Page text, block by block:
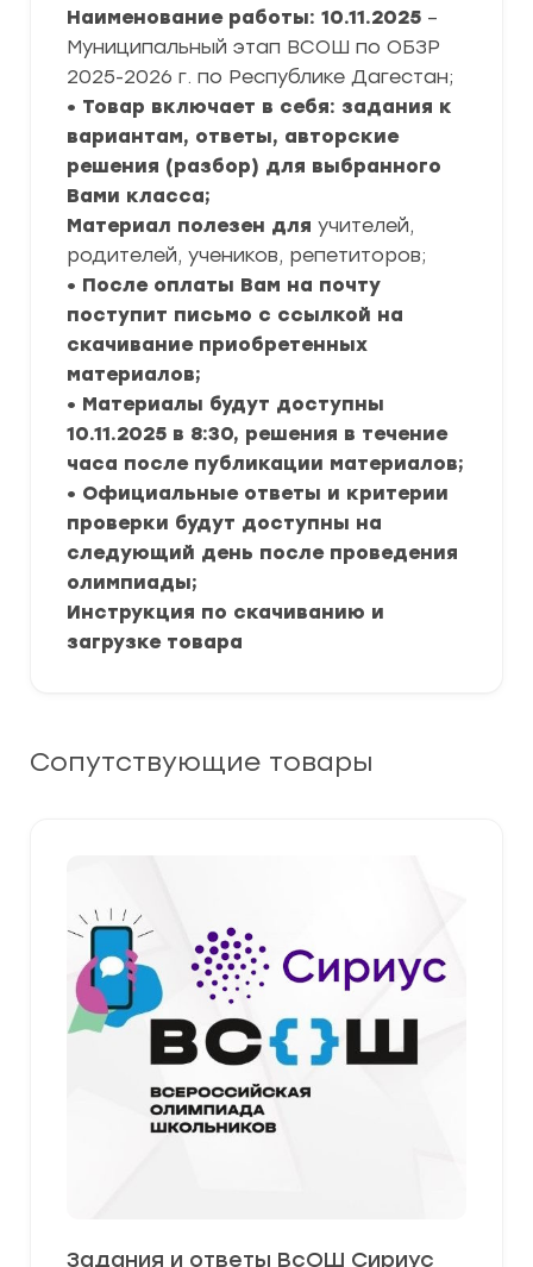
Наименование работы: 10.11.2025 –
Муниципальный этап ВСОШ по ОБЗР
2025-2026 г. по Республике Дагестан;
• Товар включает в себя: задания к
вариантам, ответы, авторские
решения (разбор) для выбранного
Вами класса;
Материал полезен для учителей,
родителей, учеников, репетиторов;
• После оплаты Вам на почту
поступит письмо с ссылкой на
скачивание приобретенных
материалов;
• Материалы будут доступны
10.11.2025 в 8:30, решения в течение
часа после публикации материалов;
• Официальные ответы и критерии
проверки будут доступны на
следующий день после проведения
олимпиады;
Инструкция по скачиванию и
загрузке товара
Сопутствующие товары
Задания и ответы ВсОШ Сириус